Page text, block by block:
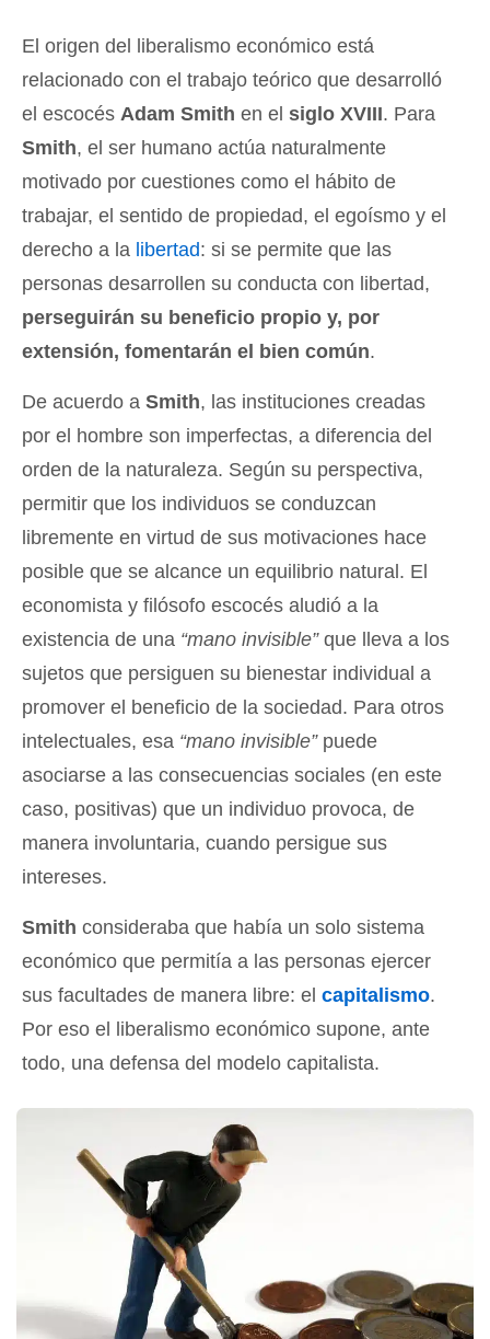
El origen del liberalismo económico está
relacionado con el trabajo teórico que desarrolló
el escocés Adam Smith en el siglo XVIII. Para
Smith, el ser humano actúa naturalmente
motivado por cuestiones como el hábito de
trabajar, el sentido de propiedad, el egoísmo y el
derecho a la libertad: si se permite que las
personas desarrollen su conducta con libertad,
perseguirán su beneficio propio y, por
extensión, fomentarán el bien común.
De acuerdo a Smith, las instituciones creadas
por el hombre son imperfectas, a diferencia del
orden de la naturaleza. Según su perspectiva,
permitir que los individuos se conduzcan
libremente en virtud de sus motivaciones hace
posible que se alcance un equilibrio natural. El
economista y filósofo escocés aludió a la
existencia de una “mano invisible”que lleva a los
sujetos que persiguen su bienestar individual a
promover el beneficio de la sociedad. Para otros
intelectuales, esa “mano invisible”puede
asociarse a las consecuencias sociales (en este
caso, positivas) que un individuo provoca, de
manera involuntaria, cuando persigue sus
intereses.
Smith consideraba que había un solo sistema
económico que permitía a las personas ejercer
sus facultades de manera libre: el capitalismo.
Por eso el liberalismo económico supone, ante
todo, una defensa del modelo capitalista.